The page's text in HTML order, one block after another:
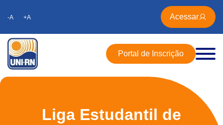
-A +A Acessar
Portal de Inscrição
Liga Estudantil de